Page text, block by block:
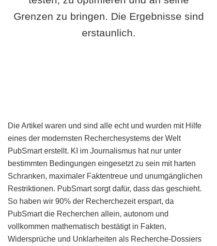
Grenzen zu bringen. Die Ergebnisse sind
erstaunlich.
Die Artikel waren und sind alle echt und wurden mit Hilfe
eines der modernsten Recherchesystems der Welt
PubSmart erstellt. KI im Journalismus hat nur unter
bestimmten Bedingungen eingesetzt zu sein mit harten
Schranken, maximaler Faktentreue und unumgänglichen
Restriktionen. PubSmart sorgt dafür, dass das geschieht.
So haben wir 90% der Recherchezeit erspart, da
PubSmart die Recherchen allein, autonom und
vollkommen mathematisch bestätigt in Fakten,
Widersprüche und Unklarheiten als Recherche-Dossiers